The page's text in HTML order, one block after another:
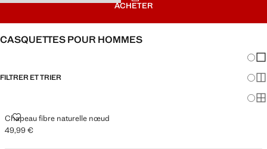
ACHETER
CASQUETTES POUR HOMMES
FILTRER ET TRIER
Chapeau fibre naturelle nœud
CHAPEAU FIBRE NATURELLE NŒUD
Prix actuel [49,99 € ]
49,99 €